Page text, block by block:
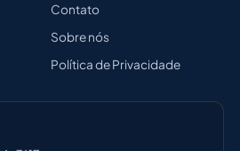
Contato
Sobre nós
Política de Privacidade